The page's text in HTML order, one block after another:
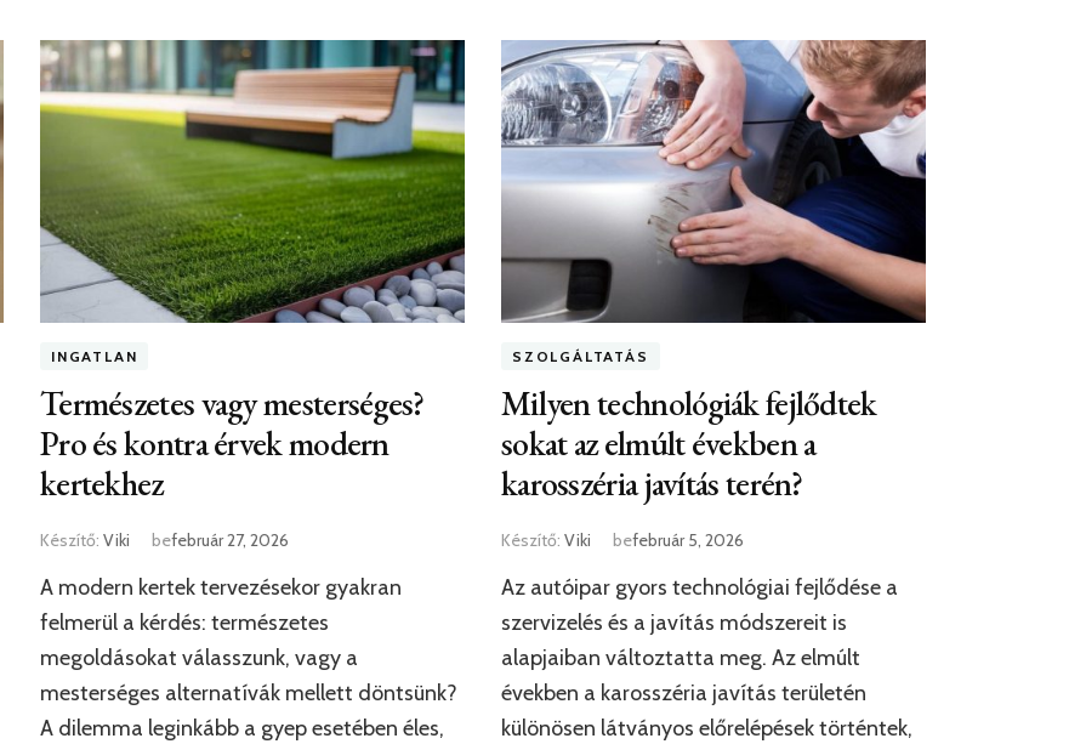
INGATLAN
Természetes vagy mesterséges?
Pro és kontra érvek modern
kertekhez
Készítő: Viki befebruár 27, 2026
A modern kertek tervezésekor gyakran
felmerül a kérdés: természetes
megoldásokat válasszunk, vagy a
mesterséges alternatívák mellett döntsünk?
A dilemma leginkább a gyep esetében éles,
SZOLGÁLTATÁS
Milyen technológiák fejlődtek
sokat az elmúlt években a
karosszéria javítás terén?
Készítő: Viki befebruár 5, 2026
Az autóipar gyors technológiai fejlődése a
szervizelés és a javítás módszereit is
alapjaiban változtatta meg. Az elmúlt
években a karosszéria javítás területén
különösen látványos előrelépések történtek,